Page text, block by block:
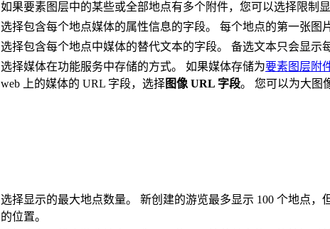
如果要素图层中的某些或全部地点有多个附件，您可以选择限制
选择包含每个地点媒体的属性信息的字段。 每个地点的第一张图
选择包含每个地点中媒体的替代文本的字段。 备选文本只会显示
选择媒体在功能服务中存储的方式。 如果媒体存储为要素图层附
web 上的媒体的 URL 字段，选择图像 URL 字段。 您可以为大图
选择显示的最大地点数量。 新创建的游览最多显示 100 个地点，
的位置。